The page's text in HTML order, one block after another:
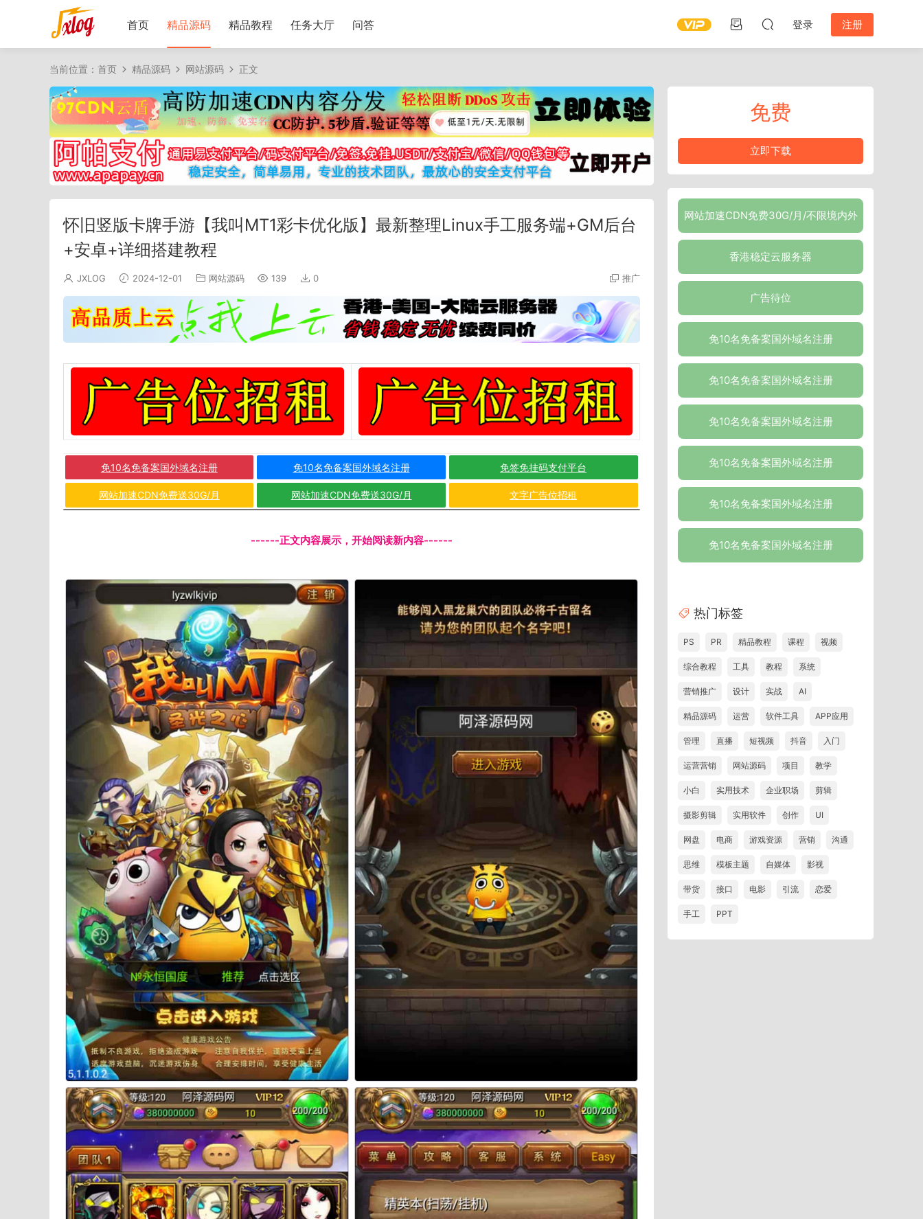
首页 精品源码 精品教程 任务大厅 问答 登录 注册
当前位置： 首页 精品源码 网站源码 正文
怀旧竖版卡牌手游【我叫MT1彩卡优化版】最新整理Linux手工服务端+GM后台
+安卓+详细搭建教程
JXLOG 2024-12-01 网站源码 139 0 推广
免10名免备案国外域名注册 免10名免备案国外域名注册 免签免挂码支付平台
网站加速CDN免费送30G/月 网站加速CDN免费送30G/月 文字广告位招租
------正文内容展示，开始阅读新内容------
免费
立即下载
网站加速CDN免费30G/月/不限境内外
香港稳定云服务器
广告待位
免10名免备案国外域名注册
免10名免备案国外域名注册
免10名免备案国外域名注册
免10名免备案国外域名注册
免10名免备案国外域名注册
免10名免备案国外域名注册
热门标签
PS PR 精品教程 课程 视频
综合教程 工具 教程 系统
营销推广 设计 实战 AI
精品源码 运营 软件工具 APP应用
管理 直播 短视频 抖音 入门
运营营销 网站源码 项目 教学
小白 实用技术 企业职场 剪辑
摄影剪辑 实用软件 创作 UI
网盘 电商 游戏资源 营销 沟通
思维 模板主题 自媒体 影视
带货 接口 电影 引流 恋爱
手工 PPT